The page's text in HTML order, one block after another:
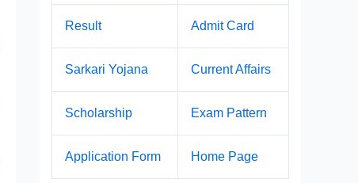
Result Admit Card
Sarkari Yojana Current Affairs
Scholarship Exam Pattern
Application Form Home Page